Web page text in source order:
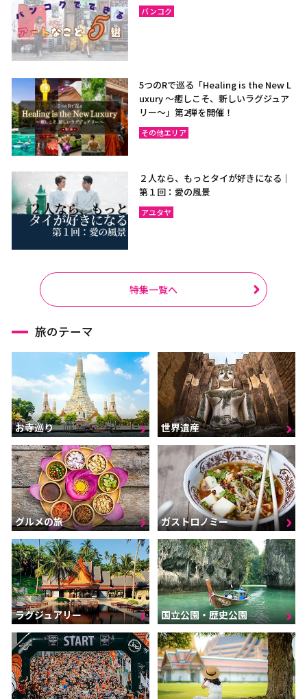
バンコク
5つのRで巡る「Healing is the New L
uxury ～癒しこそ、新しいラグジュア
リー〜」第2弾を開催！
その他エリア
２人なら、もっとタイが好きになる｜
第１回：愛の風景
アユタヤ
特集一覧へ
旅のテーマ
お寺巡り 世界遺産
グルメの旅 ガストロノミー
ラグジュアリー 国立公園・歴史公園